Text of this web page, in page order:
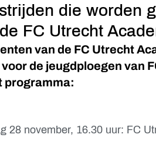
die worden
FC Utrecht
van de FC Utrecht
de jeugdploegen van
programma:
28 november, 16.30 uur: FC